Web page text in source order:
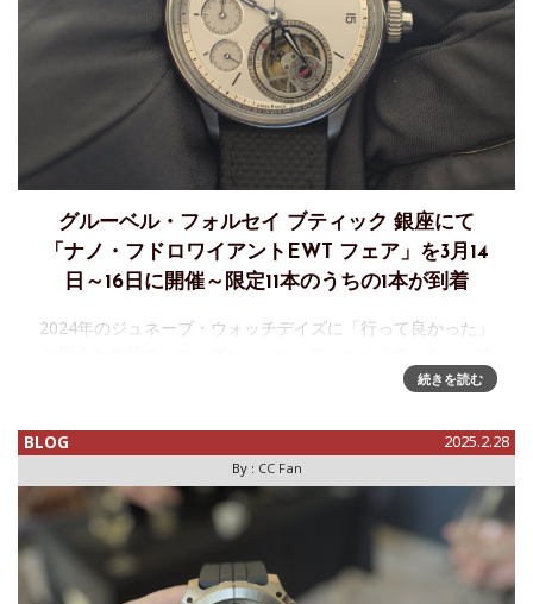
グルーベル・フォルセイ ブティック 銀座にて
「ナノ・フドロワイアントEWT フェア」を3月14
日～16日に開催～限定11本のうちの1本が到着
2024年のジュネーブ・ウォッチデイズに「行って良かった」
ドロワイアントEWT」。中々実機を見られる機会が…と思っ
案内
続きを読む
BLOG 2025.2.28
By : CC Fan